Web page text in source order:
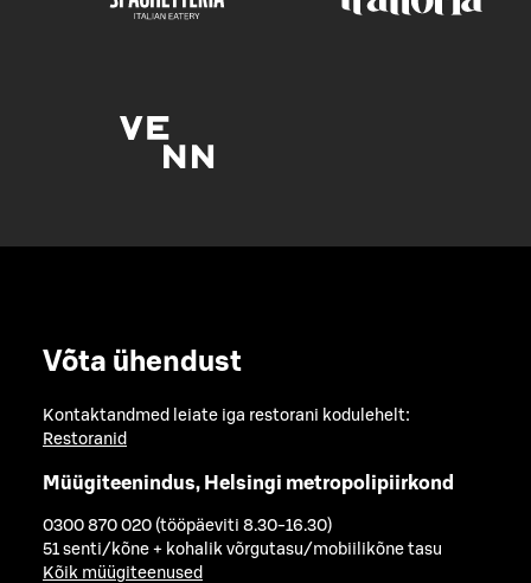
Võta ühendust
Kontaktandmed leiate iga restorani kodulehelt:
Restoranid
Müügiteenindus, Helsingi metropolipiirkond
0300 870 020 (tööpäeviti 8.30-16.30)
51 senti/kõne + kohalik võrgutasu/mobiilikõne tasu
Kõik müügiteenused